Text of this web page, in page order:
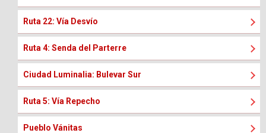
Ruta 22: Vía Desvío
Ruta 4: Senda del Parterre
Ciudad Luminalia: Bulevar Sur
Ruta 5: Vía Repecho
Pueblo Vánitas